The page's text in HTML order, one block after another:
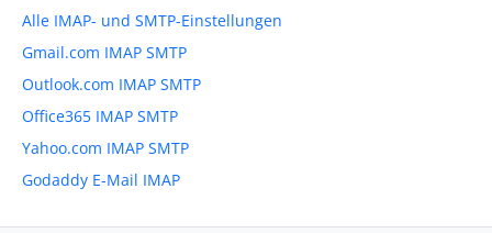
Alle IMAP- und SMTP-Einstellungen
Gmail.com IMAP SMTP
Outlook.com IMAP SMTP
Office365 IMAP SMTP
Yahoo.com IMAP SMTP
Godaddy E-Mail IMAP